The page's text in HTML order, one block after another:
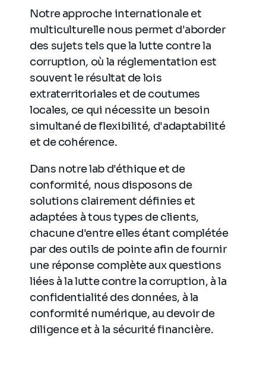
Notre approche internationale et
multiculturelle nous permet d'aborder
des sujets tels que la lutte contre la
corruption, où la réglementation est
souvent le résultat de lois
extraterritoriales et de coutumes
locales, ce qui nécessite un besoin
simultané de flexibilité, d'adaptabilité
et de cohérence.
Dans notre lab d'éthique et de
conformité, nous disposons de
solutions clairement définies et
adaptées à tous types de clients,
chacune d'entre elles étant complétée
par des outils de pointe afin de fournir
une réponse complète aux questions
liées à la lutte contre la corruption, à la
confidentialité des données, à la
conformité numérique, au devoir de
diligence et à la sécurité financière.